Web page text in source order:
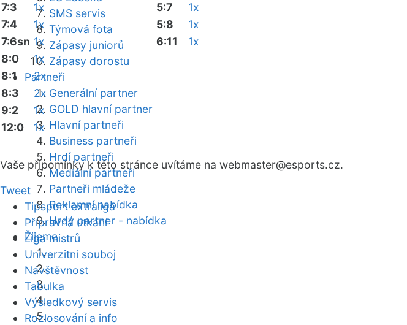
SMS servis
Týmová fota
Zápasy juniorů
Zápasy dorostu
Partneři
Generální partner
GOLD hlavní partner
Hlavní partneři
Business partneři
Hrdí partneři
Mediální partneři
Partneři mládeže
Reklamní nabídka
Hrdý partner - nabídka
Žijeme
7:3
1x
7:4
1x
7:6sn 1x
8:0
1x
8:1
2x
8:3
2x
9:2
1x
12:0
1x
5:7
1x
5:8
1x
6:11
1x
Vaše připomínky k této stránce uvítáme na webmaster@esports.cz.
Tweet
Tipsport extraliga
Přípravná utkání
Liga mistrů
Univerzitní souboj
Návštěvnost
Tabulka
Výsledkový servis
Rozlosování a info